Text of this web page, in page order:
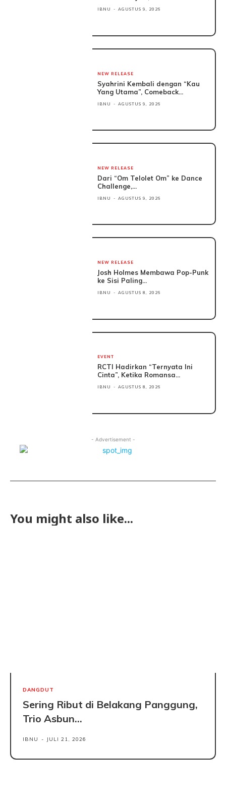
IBNU - AGUSTUS 9, 2026
NEW RELEASE
Syahrini Kembali dengan “Kau
Yang Utama”, Comeback...
IBNU - AGUSTUS 9, 2026
NEW RELEASE
Dari “Om Telolet Om” ke Dance
Challenge,...
IBNU - AGUSTUS 9, 2026
NEW RELEASE
Josh Holmes Membawa Pop-Punk
ke Sisi Paling...
IBNU - AGUSTUS 8, 2026
EVENT
RCTI Hadirkan “Ternyata Ini
Cinta”, Ketika Romansa...
IBNU - AGUSTUS 8, 2026
- Advertisement -
You might also like...
DANGDUT
Sering Ribut di Belakang Panggung,
Trio Asbun...
IBNU - JULI 21, 2026